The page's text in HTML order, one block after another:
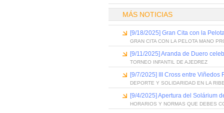
MÁS NOTICIAS
[9/18/2025] Gran Cita con la
GRAN CITA CON LA PELOTA MANO
[9/11/2025] Aranda de Duero
TORNEO INFANTIL DE AJEDREZ
[9/7/2025] III Cross entre
DEPORTE Y SOLIDARIDAD EN LA
[9/4/2025] Apertura del Solárium
HORARIOS Y NORMAS QUE DEBES